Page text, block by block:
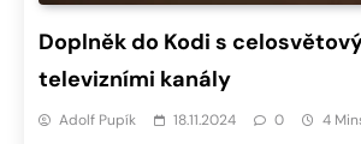
Doplněk do Kodi s
televizními kanály
Adolf Pupík 18.11.2024 0 4